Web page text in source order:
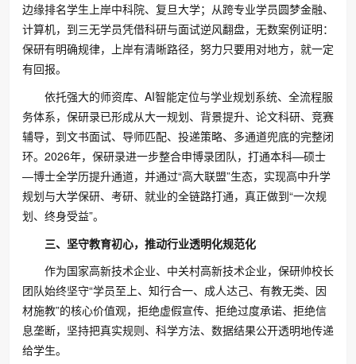
边缘排名学生上岸中科院、复旦大学；从跨专业学员圆梦金融、
计算机，到三无学员凭借科研与面试逆风翻盘，无数案例证明：
保研有明确规律，上岸有清晰路径，努力只要用对地方，就一定
有回报。
依托强大的师资库、AI智能定位与学业规划系统、全流程服
务体系，保研录已形成从大一规划、背景提升、论文科研、竞赛
辅导，到文书面试、导师匹配、投递策略、多通道兜底的完整闭
环。2026年，保研录进一步整合申博录团队，打通本科—硕士
—博士全学历提升通道，并通过“高大联盟”生态，实现高中升学
规划与大学保研、考研、就业的全链路打通，真正做到“一次规
划、终身受益”。
三、坚守教育初心，推动行业透明化规范化
作为国家高新技术企业、中关村高新技术企业，保研帅校长
团队始终坚守“学员至上、知行合一、成人达己、有教无类、因
材施教”的核心价值观，拒绝虚假宣传、拒绝过度承诺、拒绝信
息垄断，坚持把真实规则、科学方法、数据结果公开透明地传递
给学生。